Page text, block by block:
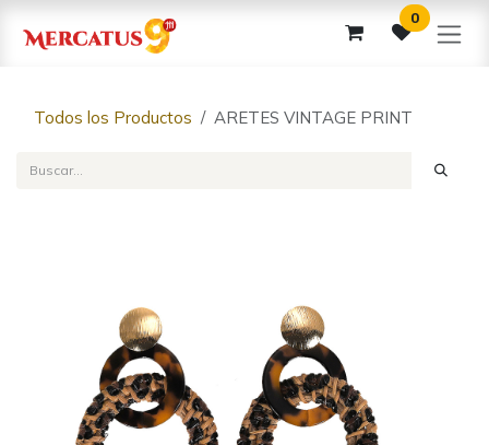
0
Todos los Productos ARETES VINTAGE PRINT